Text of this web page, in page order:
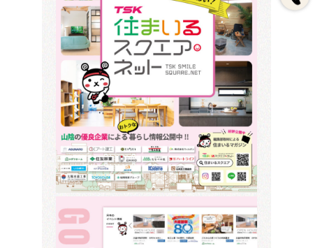
私たちのブランディング
HPづくり、その前に
保守・運用料金表
制作会社の選び方
SEOとMEO（初心者向け）
一般事業主行動計画